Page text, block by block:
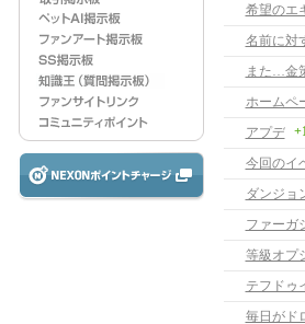
希望のエ
名前に対
また…金
ホームペ
アプデ
今回のイ
ダンジョ
ファーガ
等級オプ
テフドゥ
毎日がド